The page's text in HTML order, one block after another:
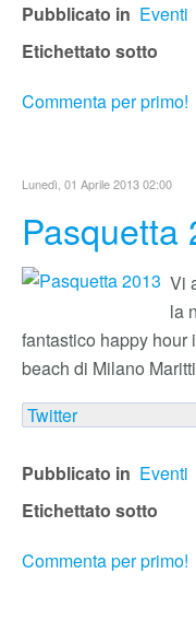
Pubblicato in Eventi
Etichettato sotto
Commenta per primo!
Lunedì, 01 Aprile 2013 02:00
Pasquetta
Vi
la
fantastico happy
beach di Milano
Twitter
Pubblicato in Eventi
Etichettato sotto
Commenta per primo!